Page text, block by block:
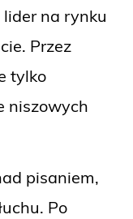
na rynku
Przez
tylko
niszowych
pisaniem,
Po